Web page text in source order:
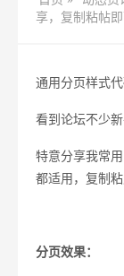
享，复制粘帖即
通用分页样式
看到论坛不少
特意分享我常
都适用，复制粘
分页效果：